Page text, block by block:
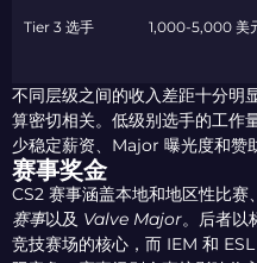
Tier 3 选手 1,000-5,000 美
不同层级之间的收入差距十分明
算密切相关。低级别选手的工作
少稳定薪资、Major 曝光度和赞
赛事奖金
CS2 赛事涵盖本地和地区性比赛、
赛事以及 Valve Major。后者以
竞技赛场的核心，而 IEM 和